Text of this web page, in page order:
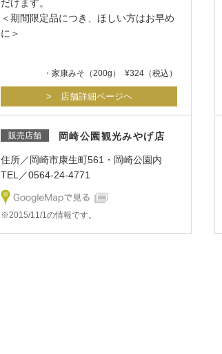
だけます。
＜期間限定品につき、ほしい方はお早め
に＞
・家康みそ（200g） ¥324（税込）
> 店舗詳細ページヘ
販売店舗 岡崎公園観光みやげ店
住所／岡崎市康生町561・岡崎公園内
TEL／0564-24-4771
※2015/11/1の情報です。